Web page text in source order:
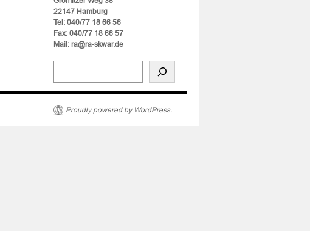
22147 Hamburg
Tel: 040/77 18 66 56
Fax: 040/77 18 66 57
Mail: ra@ra-skwar.de
Proudly powered by WordPress.